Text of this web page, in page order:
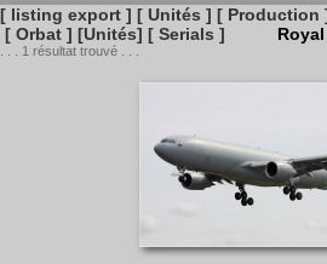
[ listing export ] [ Unités ] [ Production
[ Orbat ] [Unités] [ Serials ]
. . . 1 résultat trouvé . . .